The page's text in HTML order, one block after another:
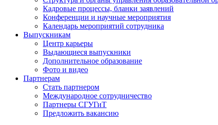
Кадровые процессы, бланки заявлений
Конференции и научные мероприятия
Календарь мероприятий сотрудника
Выпускникам
Центр карьеры
Выдающиеся выпускники
Дополнительное образование
Фото и видео
Партнерам
Стать партнером
Международное сотрудничество
Партнеры СГУГиТ
Предложить вакансию